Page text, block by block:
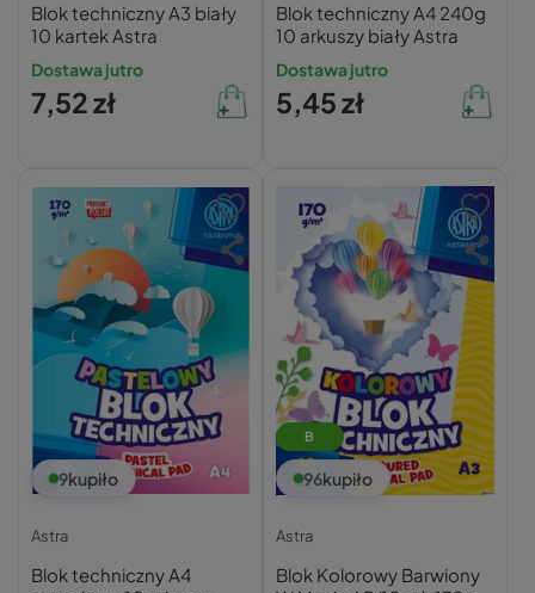
Blok techniczny A3 biały
10 kartek Astra
Dostawa jutro
7,52 zł
Blok techniczny A4 240g
10 arkuszy biały Astra
Dostawa jutro
5,45 zł
9kupiło
Astra
Blok techniczny A4
B
96kupiło
Astra
Blok Kolorowy Barwiony